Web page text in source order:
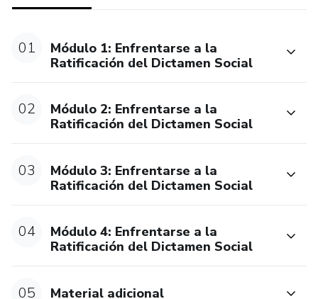
01
Módulo 1: Enfrentarse a la
Ratificación del Dictamen Social
02
Módulo 2: Enfrentarse a la
Ratificación del Dictamen Social
03
Módulo 3: Enfrentarse a la
Ratificación del Dictamen Social
04
Módulo 4: Enfrentarse a la
Ratificación del Dictamen Social
05 Material adicional